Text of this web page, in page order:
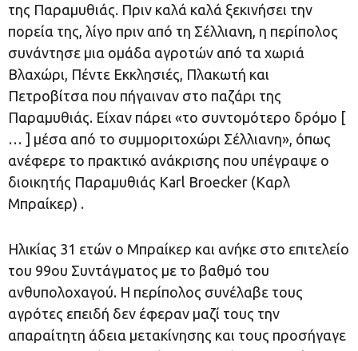
της Παραμυθιάς. Πριν καλά καλά ξεκινήσει την
πορεία της, λίγο πριν από τη Σέλλιανη, η περίπολος
συνάντησε μια ομάδα αγροτών από τα χωριά
Βλαχώρι, Πέντε Εκκλησιές, Πλακωτή και
Πετροβίτσα που πήγαιναν στο παζάρι της
Παραμυθιάς. Είχαν πάρει «το συντομότερο δρόμο [
… ] μέσα από το συμμοριτοχώρι Σέλλιανη», όπως
ανέφερε το πρακτικό ανάκρισης που υπέγραψε ο
διοικητής Παραμυθιάς Karl Broecker (Καρλ
Μπραίκερ) .
Ηλικίας 31 ετών ο Μπραίκερ και ανήκε στο επιτελείο
του 99ου Συντάγματος με το βαθμό του
ανθυπολοχαγού. Η περίπολος συνέλαβε τους
αγρότες επειδή δεν έφεραν μαζί τους την
απαραίτητη άδεια μετακίνησης και τους προσήγαγε